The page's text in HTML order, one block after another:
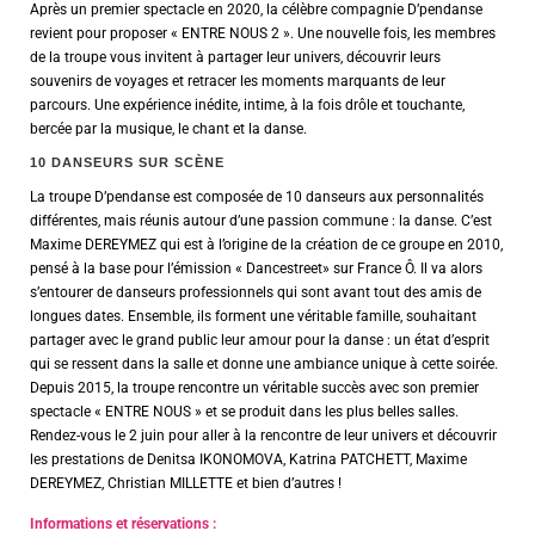
Après un premier spectacle en 2020, la célèbre compagnie D’pendanse
revient pour proposer « ENTRE NOUS 2 ». Une nouvelle fois, les membres
de la troupe vous invitent à partager leur univers, découvrir leurs
souvenirs de voyages et retracer les moments marquants de leur
parcours. Une expérience inédite, intime, à la fois drôle et touchante,
bercée par la musique, le chant et la danse.
10 DANSEURS SUR SCÈNE
La troupe D’pendanse est composée de 10 danseurs aux personnalités
différentes, mais réunis autour d’une passion commune : la danse. C’est
Maxime DEREYMEZ qui est à l’origine de la création de ce groupe en 2010,
pensé à la base pour l’émission « Dancestreet» sur France Ô. Il va alors
s’entourer de danseurs professionnels qui sont avant tout des amis de
longues dates. Ensemble, ils forment une véritable famille, souhaitant
partager avec le grand public leur amour pour la danse : un état d’esprit
qui se ressent dans la salle et donne une ambiance unique à cette soirée.
Depuis 2015, la troupe rencontre un véritable succès avec son premier
spectacle « ENTRE NOUS » et se produit dans les plus belles salles.
Rendez-vous le 2 juin pour aller à la rencontre de leur univers et découvrir
les prestations de Denitsa IKONOMOVA, Katrina PATCHETT, Maxime
DEREYMEZ, Christian MILLETTE et bien d’autres !
Informations et réservations :